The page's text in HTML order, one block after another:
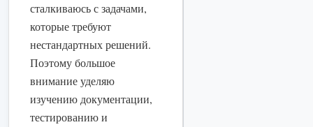
сталкиваюсь с задачами,
которые требуют
нестандартных решений.
Поэтому большое
внимание уделяю
изучению документации,
тестированию и